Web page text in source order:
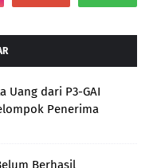
Uang dari P3-GAI
Penerima
Berhasil